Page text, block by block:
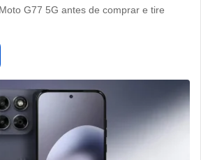
G77 5G antes de comprar e tire